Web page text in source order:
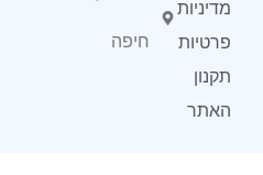
מדיניות
פרטיות
תקנון
האתר
חיפה